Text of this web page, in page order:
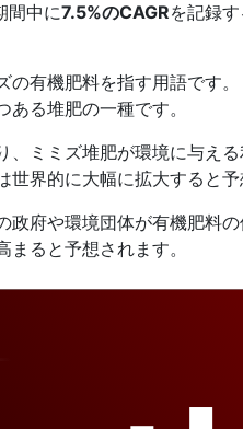
間中に7.5%のCAGRを記録
の有機肥料を指す用語です
る堆肥の一種です。
ミミズ堆肥が環境に与え
界的に大幅に拡大すると予
政府や環境団体が有機肥料
ると予想されます。